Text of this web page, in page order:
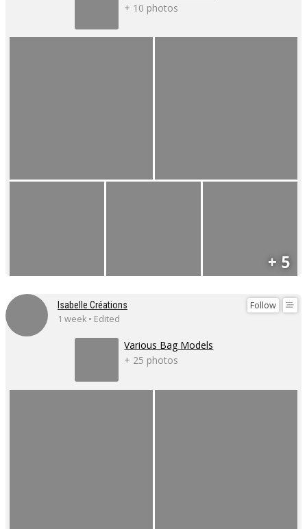
+ 10 photos
+ 5
Follow
Isabelle Créations
1 week • Edited
Various Bag Models
+ 25 photos